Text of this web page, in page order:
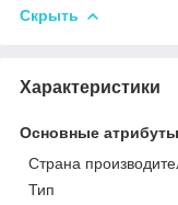
Скрыть
Характеристики
Основные атрибуты
Страна
Тип